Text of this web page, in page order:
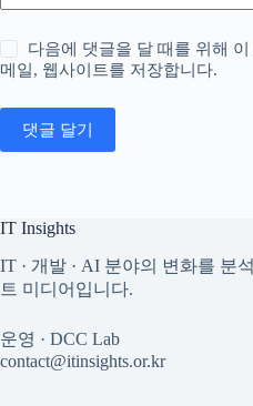
다음에 댓글을 달 때를 위해 이
메일, 웹사이트를 저장합니다.
댓글 달기
IT Insights
IT · 개발 · AI 분야의 변화를 분
트 미디어입니다.
운영 · DCC Lab
contact@itinsights.or.kr